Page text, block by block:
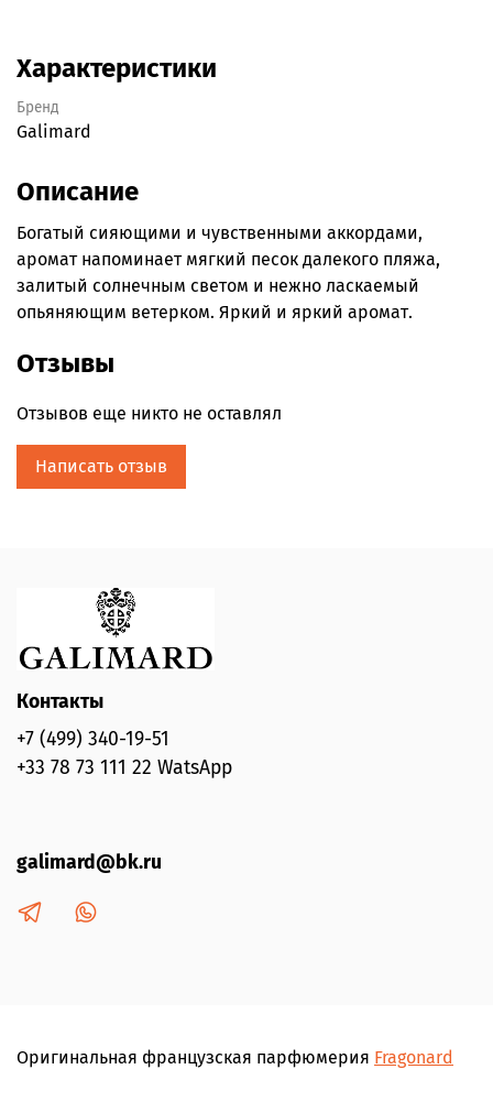
Характеристики
Бренд
Galimard
Описание
Богатый сияющими и чувственными аккордами,
аромат напоминает мягкий песок далекого пляжа,
залитый солнечным светом и нежно ласкаемый
опьяняющим ветерком. Яркий и яркий аромат.
Отзывы
Отзывов еще никто не оставлял
Написать отзыв
Контакты
+7 (499) 340-19-51
+33 78 73 111 22 WatsApp
galimard@bk.ru
Оригинальная французская парфюмерия Fragonard